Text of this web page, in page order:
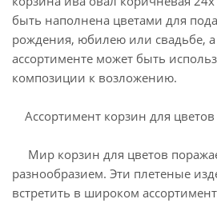
быть наполнена цветами для
рождения, юбилею или свадьбе,
ассортименте может быть
композиции к возложению.
Ассортимент корзин для цветов
Мир корзин для цветов
разнообразием. Эти плетеные
встретить в широком